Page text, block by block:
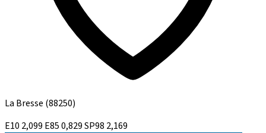
La Bresse (88250)
E10 2,099 E850,829SP98 2,169